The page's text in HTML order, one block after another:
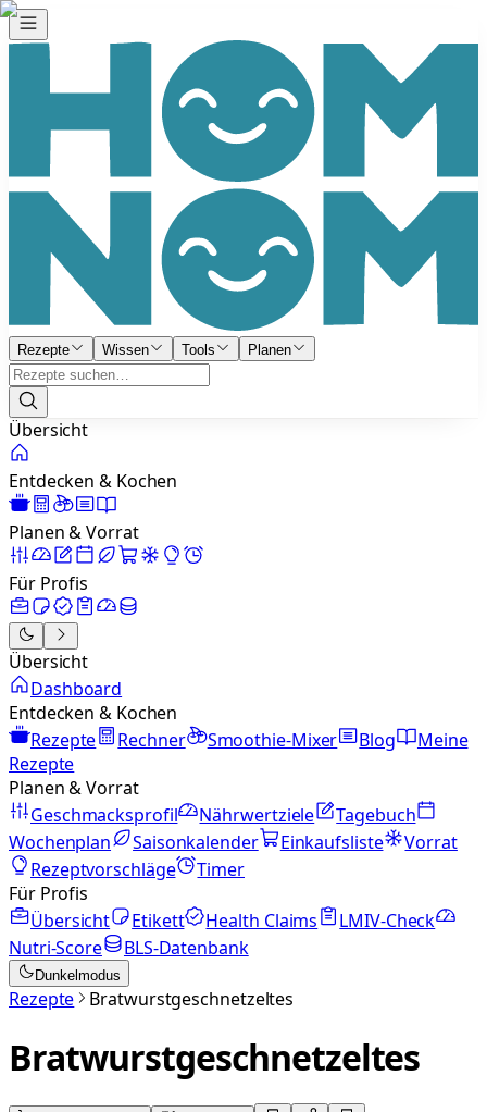
Rezepte Wissen Tools Planen
Übersicht
Entdecken & Kochen
Planen & Vorrat
Für Profis
Übersicht
Dashboard
Entdecken & Kochen
Rezepte
Rechner Smoothie-Mixer Blog
Meine
Rezepte
Planen & Vorrat
Geschmacksprofil
Nährwertziele
Tagebuch
Wochenplan
Saisonkalender Einkaufsliste
Vorrat
Rezeptvorschläge
Timer
Für Profis
Übersicht
Etikett Health Claims
LMIV-Check
Nutri-Score
BLS-Datenbank
Dunkelmodus
Rezepte Bratwurstgeschnetzeltes
Bratwurstgeschnetzeltes